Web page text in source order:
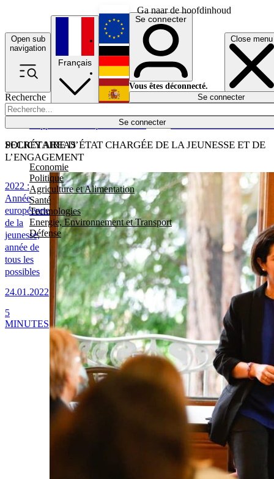
Ga naar de hoofdinhoud
Open sub
navigation
Close menu
Recherche
Se connecter
POLICY AREAS
Economie
Politique
Agriculture et Alimentation
Santé
Technologies
Energie, Environnement et Transport
Défense
Économie
Français
English
Deutsch
Español
Se connecter
Vous êtes déconnecté.
Se connecter
SECRÉTAIRE D’ÉTAT CHARGÉE DE LA JEUNESSE ET DE
L’ENGAGEMENT
2022 :
Année
européenne
de la
jeunesse,
année de
tous les
possibles
24.01.2022
5
MINUTES